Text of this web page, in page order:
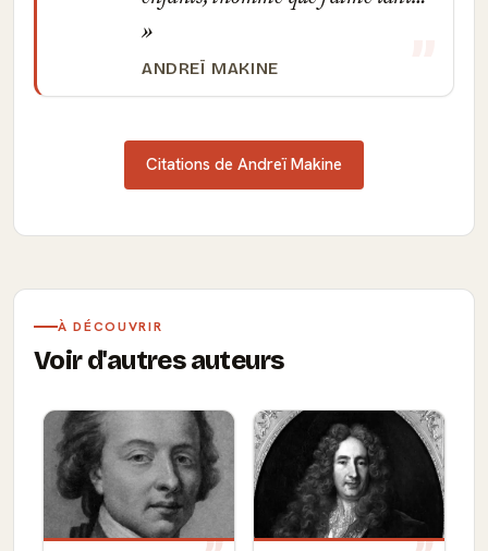
ANDREÏ MAKINE
Citations de Andreï Makine
À DÉCOUVRIR
Voir d'autres auteurs